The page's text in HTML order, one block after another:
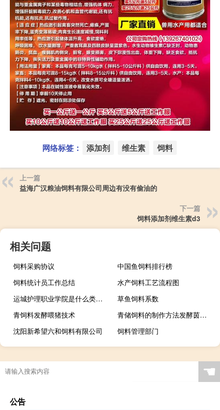
网络标签： 添加剂 维生素 饲料
上一篇
益海广汉粮油饲料有限公司周边有没有偷油的
下一篇
饲料添加剂维生素d3
相关问题
饲料采购协议
中国鱼饲料排行榜
饲料统计员工作总结
水产饲料工艺流程图
运城护理职业学院是什么类别的学校
草鱼饲料系数
青饲料发酵喂猪技术
青储饲料的制作方法发酵茵视频
沈阳新希望六和饲料有限公司
饲料管理部门
☚
公告